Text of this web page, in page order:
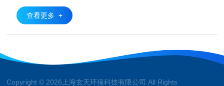
查看更多 +
Copyright © 2026上海玄天环保科技有限公司 All Rights